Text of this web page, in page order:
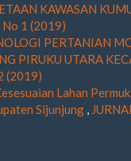
KAWASAN
No 1 (2019)
PERTANIAN
PIRUKU UTARA
(2019)
Lahan
Sijunjung